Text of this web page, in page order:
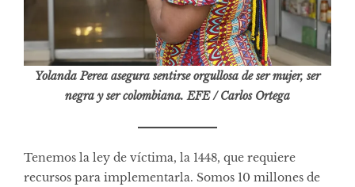
Yolanda Perea asegura sentirse orgullosa de ser mujer, ser
negra y ser colombiana. EFE / Carlos Ortega
Tenemos la ley de víctima, la 1448, que requiere
recursos para implementarla. Somos 10 millones de